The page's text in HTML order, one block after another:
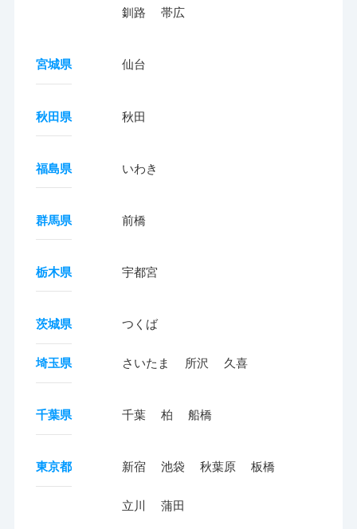
釧路 帯広
宮城県 仙台
秋田県 秋田
福島県 いわき
群馬県 前橋
栃木県 宇都宮
茨城県 つくば
埼玉県 さいたま 所沢 久喜
千葉県 千葉 柏 船橋
東京都 新宿 池袋 秋葉原 板橋
立川 蒲田